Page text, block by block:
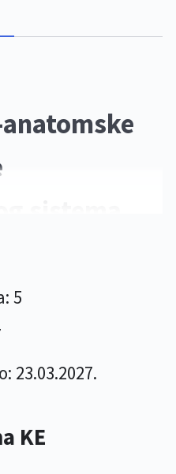
znanja za
i
Povećanje nivoa
5
23.03.2027.
KE